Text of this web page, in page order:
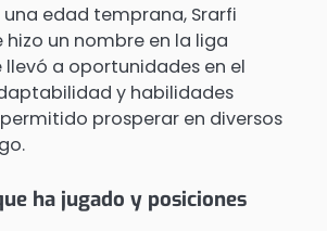
edad temprana, Srarfi
un nombre en la liga
llevó a oportunidades en el
y habilidades
prosperar en diversos
ha jugado y posiciones